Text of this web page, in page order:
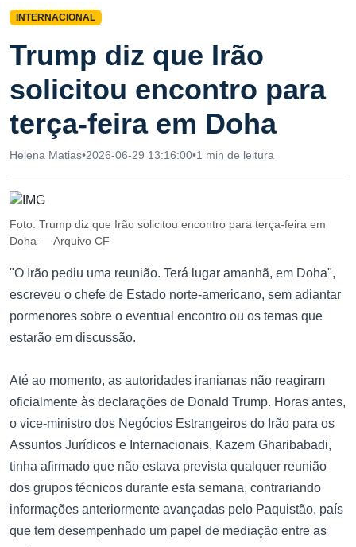
INTERNACIONAL
Trump diz que Irão
solicitou encontro para
terça-feira em Doha
Helena Matias•2026-06-29 13:16:00•1 min de leitura
Foto: Trump diz que Irão solicitou encontro para terça-feira em
Doha — Arquivo CF
"O Irão pediu uma reunião. Terá lugar amanhã, em Doha",
escreveu o chefe de Estado norte-americano, sem adiantar
pormenores sobre o eventual encontro ou os temas que
estarão em discussão.
Até ao momento, as autoridades iranianas não reagiram
oficialmente às declarações de Donald Trump. Horas antes,
o vice-ministro dos Negócios Estrangeiros do Irão para os
Assuntos Jurídicos e Internacionais, Kazem Gharibabadi,
tinha afirmado que não estava prevista qualquer reunião
dos grupos técnicos durante esta semana, contrariando
informações anteriormente avançadas pelo Paquistão, país
que tem desempenhado um papel de mediação entre as